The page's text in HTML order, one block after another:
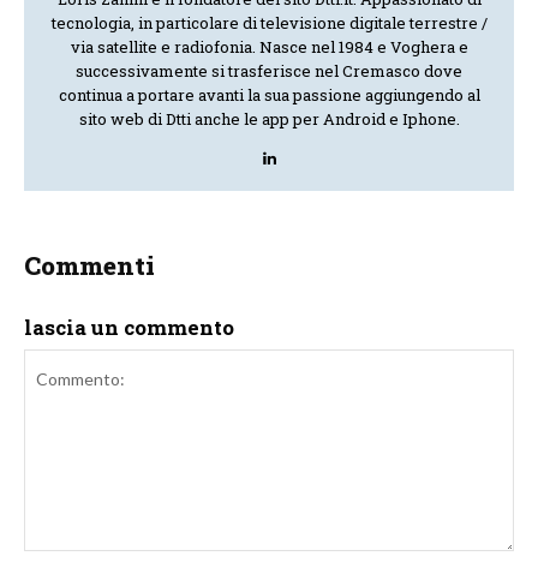
tecnologia, in particolare di televisione digitale terrestre /
via satellite e radiofonia. Nasce nel 1984 e Voghera e
successivamente si trasferisce nel Cremasco dove
continua a portare avanti la sua passione aggiungendo al
sito web di Dtti anche le app per Android e Iphone.
Commenti
lascia un commento